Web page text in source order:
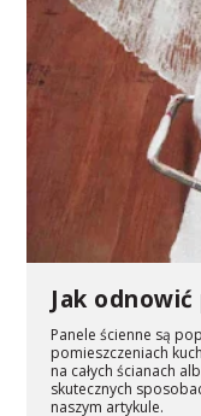
Jak
Panele ścienne są
pomieszczeniach
na całych ścianach
skutecznych
naszym artykule.